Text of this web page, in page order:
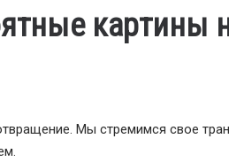
картины
Мы стремимся свое